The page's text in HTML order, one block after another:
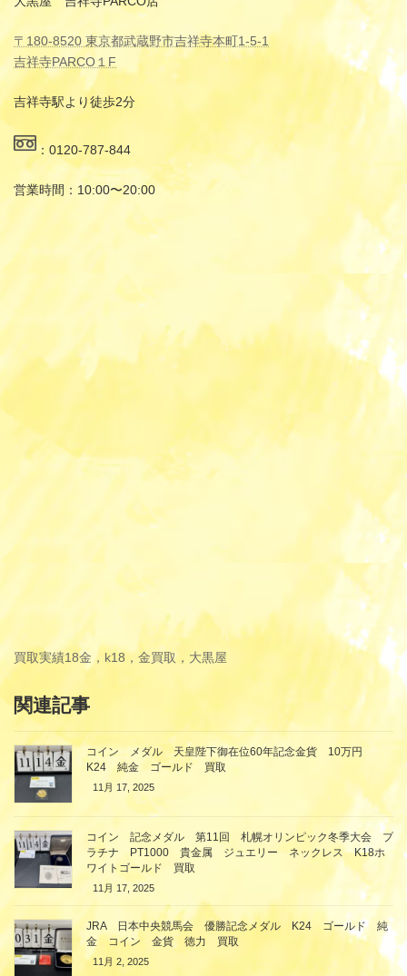
〒180-8520 東京都武蔵野市吉祥寺本町1-5-1
吉祥寺PARCO１F
吉祥寺駅より徒歩2分
：0120-787-844
営業時間：10:00〜20:00
買取実績18金，k18，金買取，大黒屋
関連記事
コイン メダル 天皇陛下御在位60年記念金貨 10万円
K24 純金 ゴールド 買取
11月 17, 2025
コイン 記念メダル 第11回 札幌オリンピック冬季大会 プ
ラチナ PT1000 貴金属 ジュエリー ネックレス K18ホ
ワイトゴールド 買取
11月 17, 2025
JRA 日本中央競馬会 優勝記念メダル K24 ゴールド 純
金 コイン 金貨 徳力 買取
11月 2, 2025